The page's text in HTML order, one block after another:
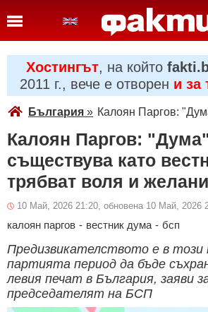
Хостингът, на който
2011 г., вече е отворен и за
България » Калоян Паргов:
Калоян Паргов:
съществува като
трябват воля и
10 Май, 2026 21:20, обновена 10 Май, 2026
калоян паргов - вестник дума - бсп
Предизвикателството е в този
партията период да бъде
левия печат в България, заяви
председателят на БСП